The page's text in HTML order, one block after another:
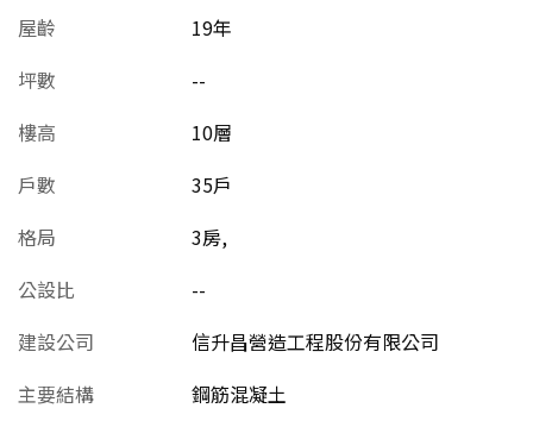
屋齡
19年
坪數
--
樓高
10層
戶數
35戶
格局
3房,
公設比
--
建設公司
信升昌營造工程股份有限公司
主要結構
鋼筋混凝土